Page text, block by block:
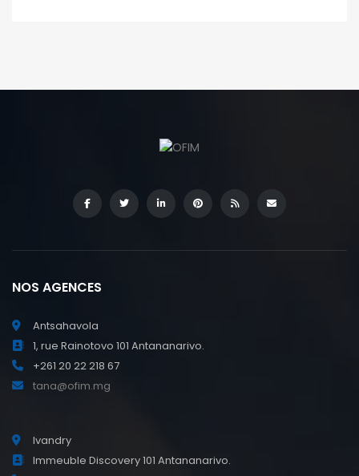
NOS AGENCES
Antsahavola
1, rue Rainotovo 101 Antananarivo.
+261 20 22 218 67
tana@ofim.mg
Ivandry
Immeuble Discovery 101 Antananarivo.